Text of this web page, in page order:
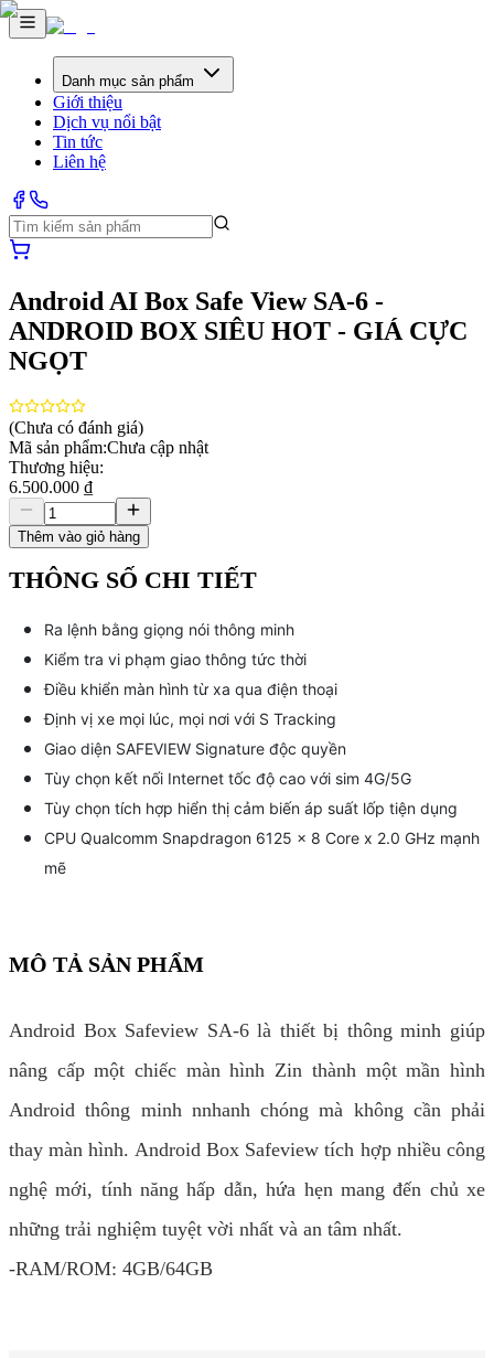
Danh mục sản phẩm
Giới thiệu
Dịch vụ nổi bật
Tin tức
Liên hệ
Android AI Box Safe View SA-6 -
ANDROID BOX SIÊU HOT - GIÁ CỰC
NGỌT
(Chưa có đánh giá)
Mã sản phẩm:Chưa cập nhật
Thương hiệu:
6.500.000 ₫
Thêm vào giỏ hàng
THÔNG SỐ CHI TIẾT
Ra lệnh bằng giọng nói thông minh
Kiểm tra vi phạm giao thông tức thời
Điều khiển màn hình từ xa qua điện thoại
Định vị xe mọi lúc, mọi nơi với S Tracking
Giao diện SAFEVIEW Signature độc quyền
Tùy chọn kết nối Internet tốc độ cao với sim 4G/5G
Tùy chọn tích hợp hiển thị cảm biến áp suất lốp tiện dụng
CPU Qualcomm Snapdragon 6125 x 8 Core x 2.0 GHz mạnh
mẽ
MÔ TẢ SẢN PHẨM
Android Box Safeview SA-6 là thiết bị thông minh giúp
nâng cấp một chiếc màn hình Zin thành một mần hình
Android thông minh nnhanh chóng mà không cần phải
thay màn hình. Android Box Safeview tích hợp nhiều công
nghệ mới, tính năng hấp dẫn, hứa hẹn mang đến chủ xe
những trải nghiệm tuyệt vời nhất và an tâm nhất.
-RAM/ROM: 4GB/64GB